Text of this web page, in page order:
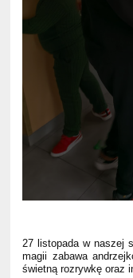
27 listopada w naszej
magii zabawa
świetną rozrywkę oraz